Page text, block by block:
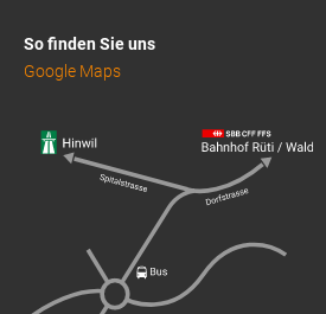
So finden Sie uns
Google Maps